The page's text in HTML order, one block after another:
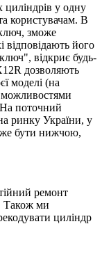
циліндрів у одну
користувачам. В
зможе
відповідають його
відкриє будь-
дозволяють
моделі (на
можливостями
На поточний
ринку України, у
бути нижчою,
ремонт
Також ми
циліндр